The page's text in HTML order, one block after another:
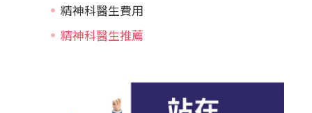
精神科醫生費用
精神科醫生推薦